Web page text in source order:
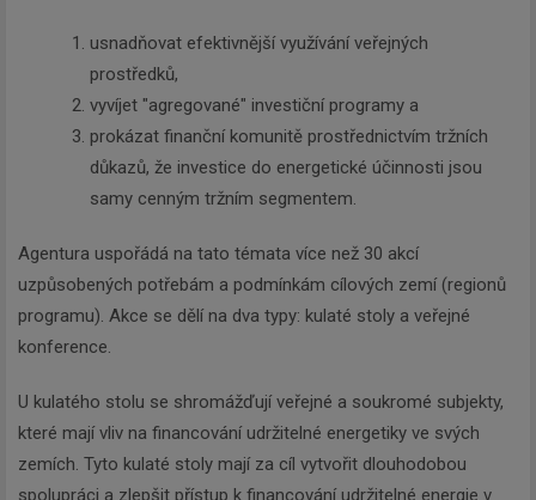
usnadňovat efektivnější využívání veřejných
prostředků,
vyvíjet "agregované" investiční programy a
prokázat finanční komunitě prostřednictvím tržních
důkazů, že investice do energetické účinnosti jsou
samy cenným tržním segmentem.
Agentura uspořádá na tato témata více než 30 akcí
uzpůsobených potřebám a podmínkám cílových zemí (regionů
programu). Akce se dělí na dva typy: kulaté stoly a veřejné
konference.
U kulatého stolu se shromážďují veřejné a soukromé subjekty,
které mají vliv na financování udržitelné energetiky ve svých
zemích. Tyto kulaté stoly mají za cíl vytvořit dlouhodobou
spolupráci a zlepšit přístup k financování udržitelné energie v